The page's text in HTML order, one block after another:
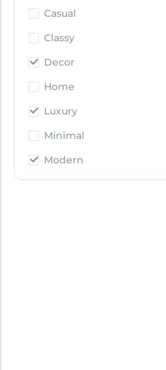
Casual
Classy
Decor
Home
Luxury
Minimal
Modern